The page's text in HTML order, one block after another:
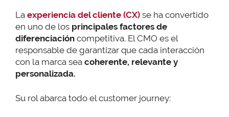
La experiencia del cliente (CX) se ha convertido
en uno de los principales factores de
diferenciación competitiva. El CMO es el
responsable de garantizar que cada interacción
con la marca sea coherente, relevante y
personalizada.
Su rol abarca todo el customer journey: